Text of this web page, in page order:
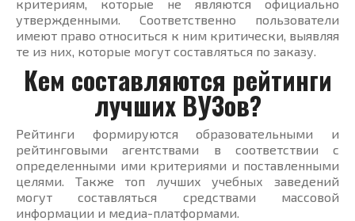
критериям, которые не являются официально
утвержденными. Соответственно пользователи
имеют право относиться к ним критически, выявляя
те из них, которые могут составляться по заказу.
Кем составляются рейтинги
лучших ВУЗов?
Рейтинги формируются образовательными и
рейтинговыми агентствами в соответствии с
определенными ими критериями и поставленными
целями. Также топ лучших учебных заведений
могут составляться средствами массовой
информации и медиа-платформами.